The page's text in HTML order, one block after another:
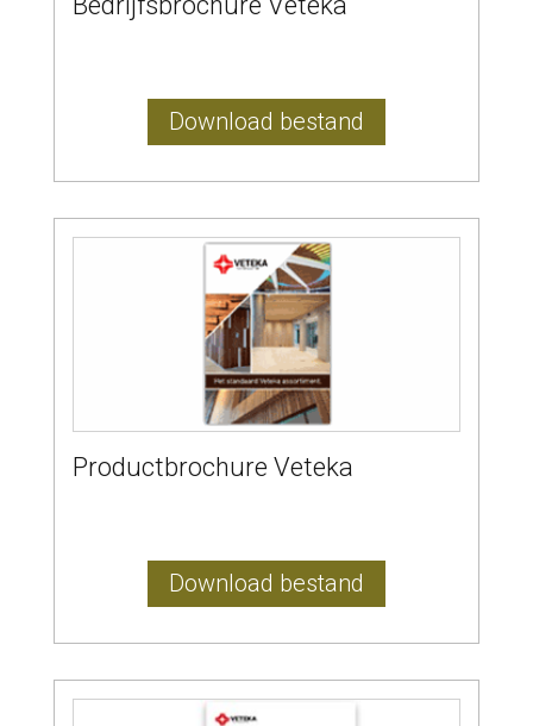
Download bestand
Productbrochure Veteka
Download bestand